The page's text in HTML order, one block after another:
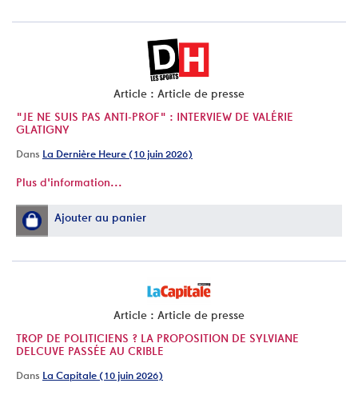
Article : Article de presse
"JE NE SUIS PAS ANTI-PROF" : INTERVIEW DE VALÉRIE
GLATIGNY
Dans La Dernière Heure (10 juin 2026)
Plus d'information...
Ajouter au panier
Article : Article de presse
TROP DE POLITICIENS ? LA PROPOSITION DE SYLVIANE
DELCUVE PASSÉE AU CRIBLE
Dans La Capitale (10 juin 2026)